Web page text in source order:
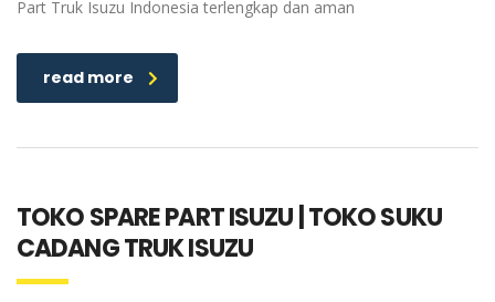
Part Truk Isuzu Indonesia terlengkap dan aman
read more
TOKO SPARE PART ISUZU | TOKO SUKU
CADANG TRUK ISUZU